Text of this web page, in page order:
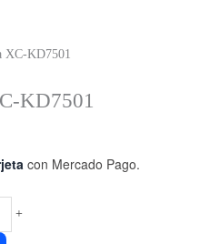
XC-KD7501
KD7501
con Mercado Pago.
+